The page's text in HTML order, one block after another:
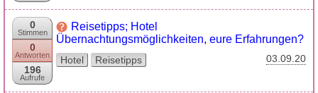
0
Stimmen
0
Antworten
196
Aufrufe
Reisetipps; Hotel
Übernachtungsmöglichkeiten, eure Erfahrungen?
Hotel Reisetipps 03.09.20